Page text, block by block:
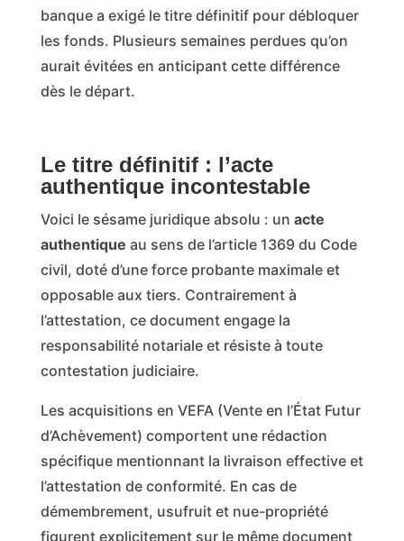
banque a exigé le titre définitif pour débloquer
les fonds. Plusieurs semaines perdues qu’on
aurait évitées en anticipant cette différence
dès le départ.
Le titre définitif : l’acte
authentique incontestable
Voici le sésame juridique absolu : un acte
authentique au sens de l’article 1369 du Code
civil, doté d’une force probante maximale et
opposable aux tiers. Contrairement à
l’attestation, ce document engage la
responsabilité notariale et résiste à toute
contestation judiciaire.
Les acquisitions en VEFA (Vente en l’État Futur
d’Achèvement) comportent une rédaction
spécifique mentionnant la livraison effective et
l’attestation de conformité. En cas de
démembrement, usufruit et nue-propriété
figurent explicitement sur le même document